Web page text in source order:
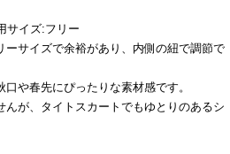
サイズ:フリー
ーサイズで余裕があり、内側の紐で調節で
や春先にぴったりな素材感です。
が、タイトスカートでもゆとりのあるシ